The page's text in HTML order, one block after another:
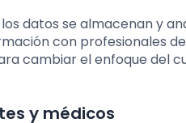
datos se almacenan y
con profesionales
cambiar el enfoque del
y médicos